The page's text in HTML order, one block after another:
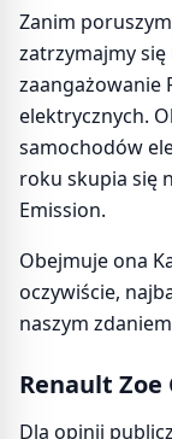
Zanim
zatrzymajmy
zaangażowanie
elektrycznych.
samochodów
roku skupia się
Emission.
Obejmuje ona
oczywiście,
naszym
Renault Zoe
Dla opinii